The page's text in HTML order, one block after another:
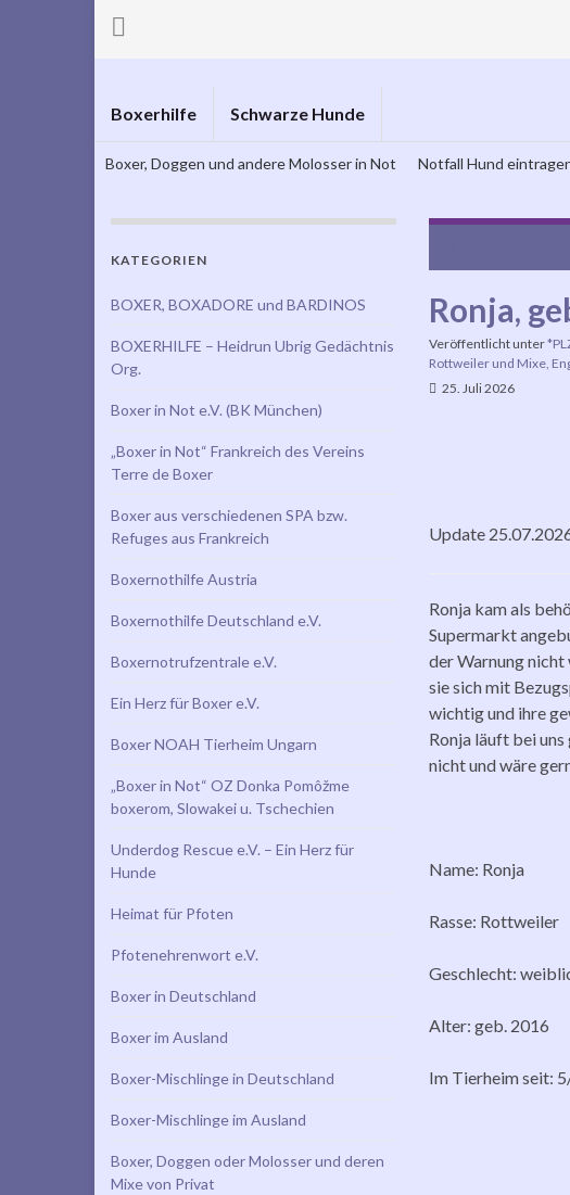
Boxerhilfe Schwarze Hunde
Boxer, Doggen und andere Molosser in Not Notfall Hund
Ronja,
Veröffentlicht unter
Rottweiler und Mixe,
25. Juli 2026
Update
Ronja kam als
Supermarkt
der Warnung nicht
sie sich mit
wichtig und ihre
Ronja läuft bei
nicht und wäre
Name: Ronja
Rasse: Rottweiler
Geschlecht:
Alter: geb. 2016
Im Tierheim seit:
KATEGORIEN
BOXER, BOXADORE und BARDINOS
BOXERHILFE – Heidrun Ubrig Gedächtnis
Org.
Boxer in Not e.V. (BK München)
„Boxer in Not“ Frankreich des Vereins
Terre de Boxer
Boxer aus verschiedenen SPA bzw.
Refuges aus Frankreich
Boxernothilfe Austria
Boxernothilfe Deutschland e.V.
Boxernotrufzentrale e.V.
Ein Herz für Boxer e.V.
Boxer NOAH Tierheim Ungarn
„Boxer in Not“ OZ Donka Pomôžme
boxerom, Slowakei u. Tschechien
Underdog Rescue e.V. – Ein Herz für
Hunde
Heimat für Pfoten
Pfotenehrenwort e.V.
Boxer in Deutschland
Boxer im Ausland
Boxer-Mischlinge in Deutschland
Boxer-Mischlinge im Ausland
Boxer, Doggen oder Molosser und deren
Mixe von Privat